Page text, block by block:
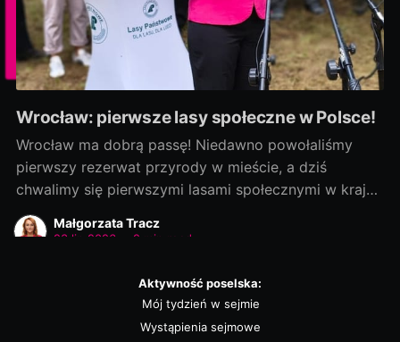
Wrocław: pierwsze lasy społeczne w Polsce!
Wrocław ma dobrą passę! Niedawno powołaliśmy
pierwszy rezerwat przyrody w mieście, a dziś
chwalimy się pierwszymi lasami społecznymi w kraju!
Rozmowy zaczęliśmy jako ostatni, a efekty
dowozimy jako pierwsi! Było to możliwe, bo nie
otwarte na dialog i kompromis — a to wszystko dla
Małgorzata Tracz
23 lip 2026 2 min read
Aktywność poselska:
Mój tydzień w sejmie
Wystąpienia sejmowe